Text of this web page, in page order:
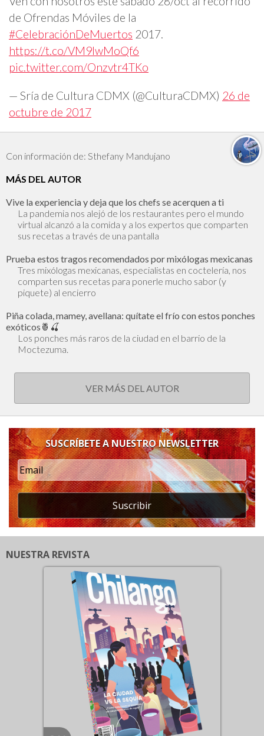
de Ofrendas Móviles de la
#CelebraciónDeMuertos 2017.
https://t.co/VM9lwMoQf6
pic.twitter.com/Onzvtr4TKo
— Sría de Cultura CDMX (@CulturaCDMX) 26 de
octubre de 2017
Con información de: Sthefany Mandujano
MÁS DEL AUTOR
Vive la experiencia y deja que los chefs se acerquen a ti
La pandemia nos alejó de los restaurantes pero el mundo
virtual alcanzó a la comida y a los expertos que comparten
sus recetas a través de una pantalla
Prueba estos tragos recomendados por mixólogas mexicanas
Tres mixólogas mexicanas, especialistas en coctelería, nos
comparten sus recetas para ponerle mucho sabor (y
piquete) al encierro
Piña colada, mamey, avellana: quítate el frío con estos ponches
exóticos🍍🍒
Los ponches más raros de la ciudad en el barrio de la
Moctezuma.
VER MÁS DEL AUTOR
SUSCRÍBETE A NUESTRO NEWSLETTER
Suscribir
NUESTRA REVISTA